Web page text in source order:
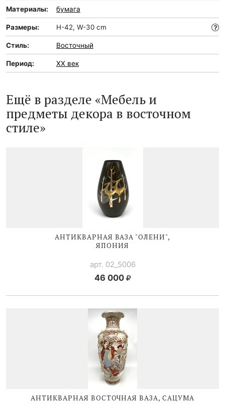
Материалы: бумага
Размеры: H-42, W-30 cm
Стиль: Восточный
Период: XX век
Ещё в разделе «Мебель и
предметы декора в восточном
стиле»
АНТИКВАРНАЯ ВАЗА "ОЛЕНИ",
ЯПОНИЯ
арт. 02_5006
46 000
АНТИКВАРНАЯ ВОСТОЧНАЯ ВАЗА, САЦУМА